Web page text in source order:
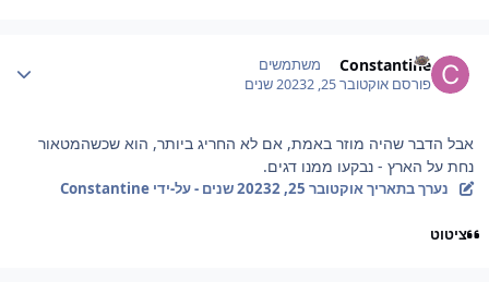
Constantine משתמשים
פורסםאוקטובר 25, 2023 2 שנים
אבל הדבר שהיה מוזר באמת, אם לא החריג ביותר, הוא שכשהמטאור
נחת על הארץ - נבקעו ממנו דגים.
נערך בתאריךאוקטובר 25, 2023 2 שנים - על-ידי Constantine
ציטוט